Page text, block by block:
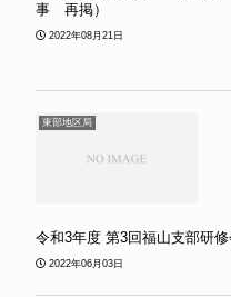
事 再掲）
2022年08月21日
東部地区局
令和3年度 第3回福山支部研
2022年06月03日